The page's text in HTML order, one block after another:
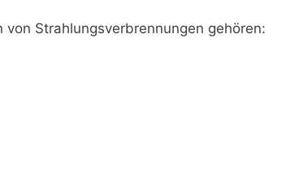
Strahlungsverbrennungen gehören: